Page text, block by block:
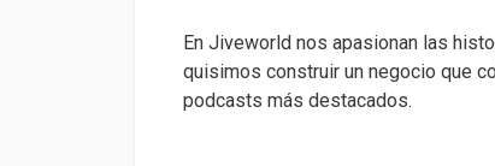
En Jiveworld nos apasionan las
quisimos construir un negocio que
podcasts más destacados.